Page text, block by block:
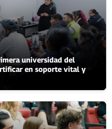
universidad del
en soporte vital y